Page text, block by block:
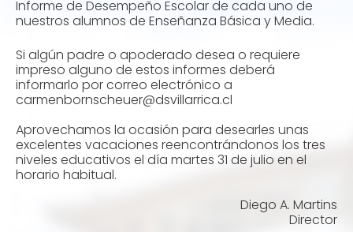
Informe de Desempeño Escolar de cada uno de
nuestros alumnos de Enseñanza Básica y Media.
Si algún padre o apoderado desea o requiere
impreso alguno de estos informes deberá
informarlo por correo electrónico a
lc.acirrallivsd
@reuehcsnrobnemrac
Aprovechamos la ocasión para desearles unas
excelentes vacaciones reencontrándonos los tres
niveles educativos el día martes 31 de julio en el
horario habitual.
Diego A. Martins
Director